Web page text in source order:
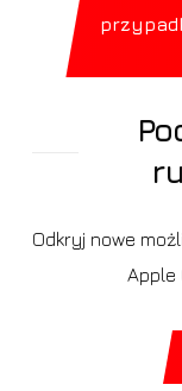
Odkryj nowe
Apple